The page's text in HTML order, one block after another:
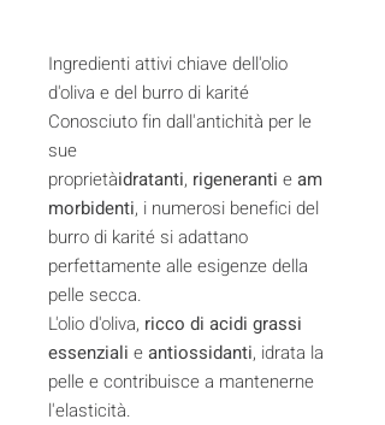
Ingredienti attivi chiave dell'olio
d'oliva e del burro di karité
Conosciuto fin dall'antichità per le
sue
proprietàidratanti, rigeneranti eam
morbidenti, i numerosi benefici del
burro di karité si adattano
perfettamente alle esigenze della
pelle secca.
L'olio d'oliva, ricco di acidi grassi
essenziali eantiossidanti, idrata la
pelle e contribuisce a mantenerne
l'elasticità.